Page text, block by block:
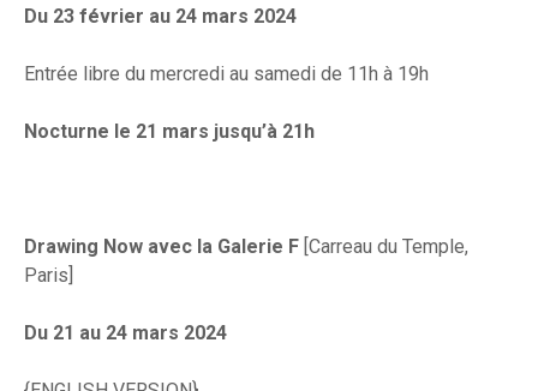
Du 23 février au 24 mars 2024
Entrée libre du mercredi au samedi de 11h à 19h
Nocturne le 21 mars jusqu’à 21h
Drawing Now avec la Galerie F [Carreau du Temple,
Paris]
Du 21 au 24 mars 2024